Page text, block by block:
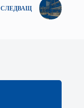
СЛЕДВАЩ